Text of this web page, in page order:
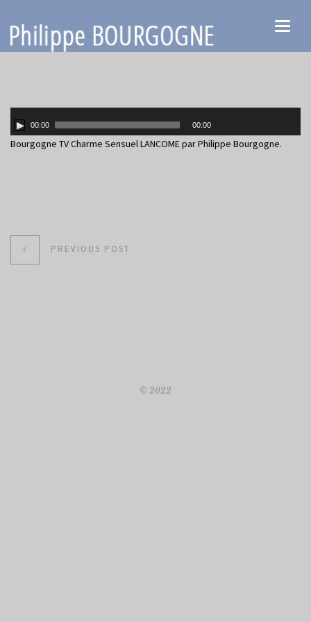
Toggle
00:00 00:00
Bourgogne TV Charme Sensuel LANCOMEpar Philippe Bourgogne.
PREVIOUS POST
© 2022